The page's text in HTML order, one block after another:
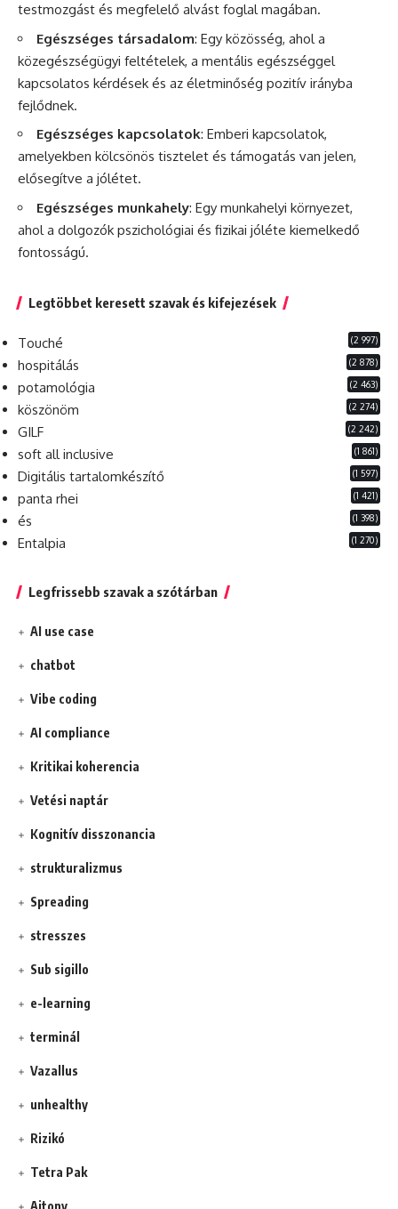
testmozgást és megfelelő alvást foglal magában.
Egészséges társadalom: Egy közösség, ahol a
közegészségügyi feltételek, a mentális egészséggel
kapcsolatos kérdések és az életminőség pozitív irányba
fejlődnek.
Egészséges kapcsolatok: Emberi kapcsolatok,
amelyekben kölcsönös tisztelet és támogatás van jelen,
elősegítve a jólétet.
Egészséges munkahely: Egy munkahelyi környezet,
ahol a dolgozók pszichológiai és fizikai jóléte kiemelkedő
fontosságú.
Legtöbbet keresett szavak és kifejezések
Touché (2 997)
hospitálás (2 878)
potamológia (2 463)
köszönöm (2 274)
GILF (2 242)
soft all inclusive (1 861)
Digitális tartalomkészítő (1 597)
panta rhei (1 421)
és (1 398)
Entalpia (1 270)
Legfrissebb szavak a szótárban
AI use case
chatbot
Vibe coding
AI compliance
Kritikai koherencia
Vetési naptár
Kognitív disszonancia
strukturalizmus
Spreading
stresszes
Sub sigillo
e-learning
terminál
Vazallus
unhealthy
Rizikó
Tetra Pak